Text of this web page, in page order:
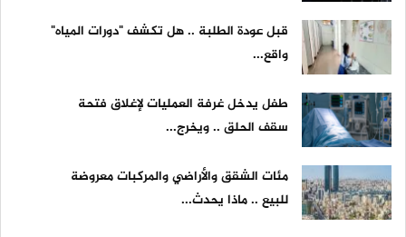
قبل عودة الطلبة .. هل تكشف "دورات المياه"
واقع...
طفل يدخل غرفة العمليات لإغلاق فتحة
سقف الحلق .. ويخرج...
مئات الشقق والأراضي والمركبات معروضة
للبيع .. ماذا يحدث...